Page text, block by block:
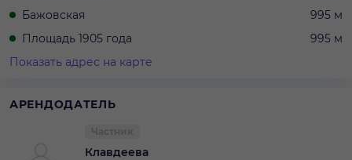
Бажовская
995 м
Площадь 1905 года
995 м
Показать адрес на карте
АРЕНДОДАТЕЛЬ
Клавдеева